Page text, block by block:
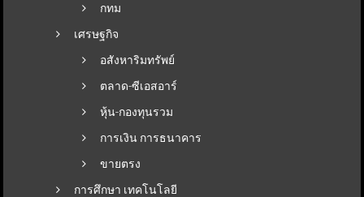
กทม
เศรษฐกิจ
อสังหาริมทรัพย์
ตลาด-ซีเอสอาร์
หุ้น-กองทุนรวม
การเงิน การธนาคาร
ขายตรง
การศึกษา เทคโนโลยี